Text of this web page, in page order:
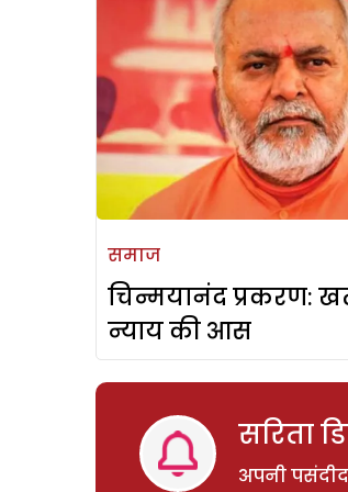
समाज
चिन्मयानंद प्रकरण:
न्याय की आस
सरिता
अपनी